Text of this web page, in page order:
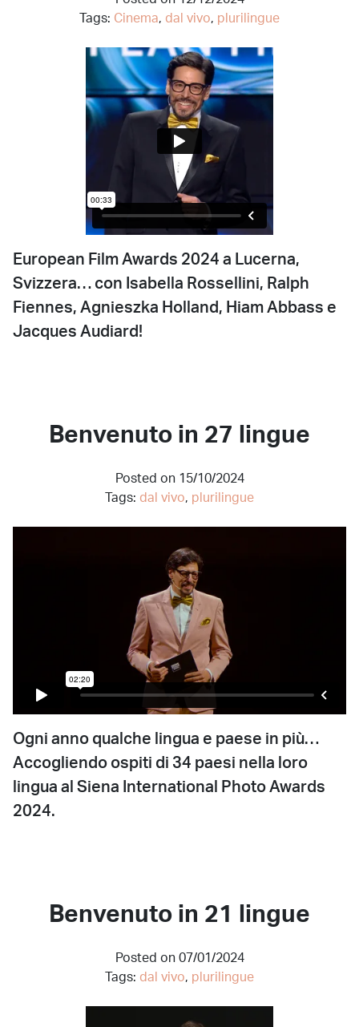
Tags: Cinema, dal vivo, plurilingue
European Film Awards 2024 a Lucerna,
Svizzera… con Isabella Rossellini, Ralph
Fiennes, Agnieszka Holland, Hiam Abbass e
Jacques Audiard!
Benvenuto in 27 lingue
Posted on 15/10/2024
Tags: dal vivo, plurilingue
Ogni anno qualche lingua e paese in più…
Accogliendo ospiti di 34 paesi nella loro
lingua al Siena International Photo Awards
2024.
Benvenuto in 21 lingue
Posted on 07/01/2024
Tags: dal vivo, plurilingue